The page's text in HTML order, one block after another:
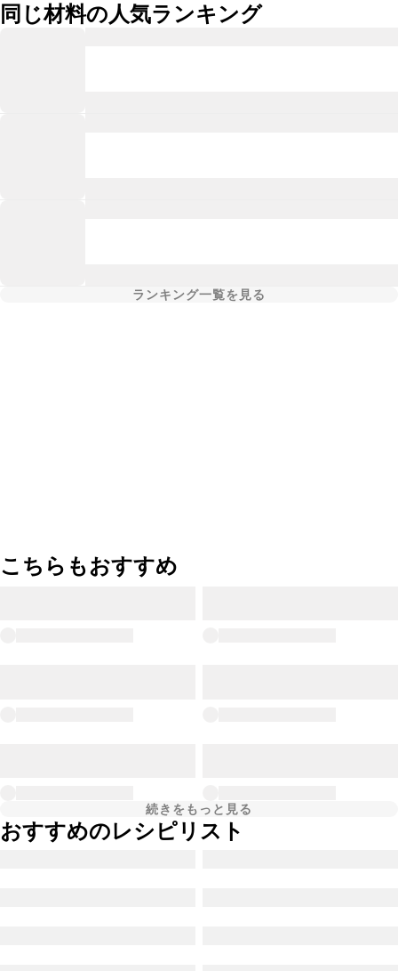
同じ材料の人気ランキング
ランキング一覧を見る
こちらもおすすめ
続きをもっと見る
おすすめのレシピリスト